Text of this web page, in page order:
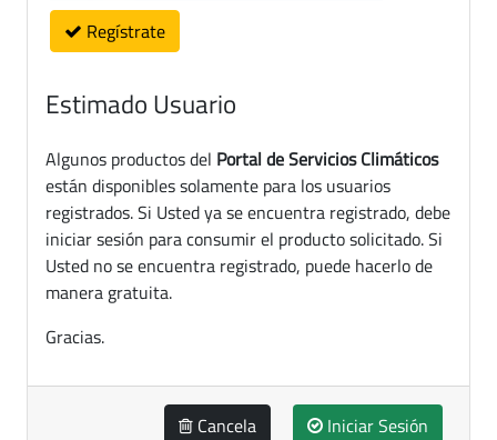
Regístrate
Estimado Usuario
Algunos productos del Portal de Servicios Climáticos
están disponibles solamente para los usuarios
registrados. Si Usted ya se encuentra registrado, debe
iniciar sesión para consumir el producto solicitado. Si
Usted no se encuentra registrado, puede hacerlo de
manera gratuita.
Gracias.
Cancela Iniciar Sesión